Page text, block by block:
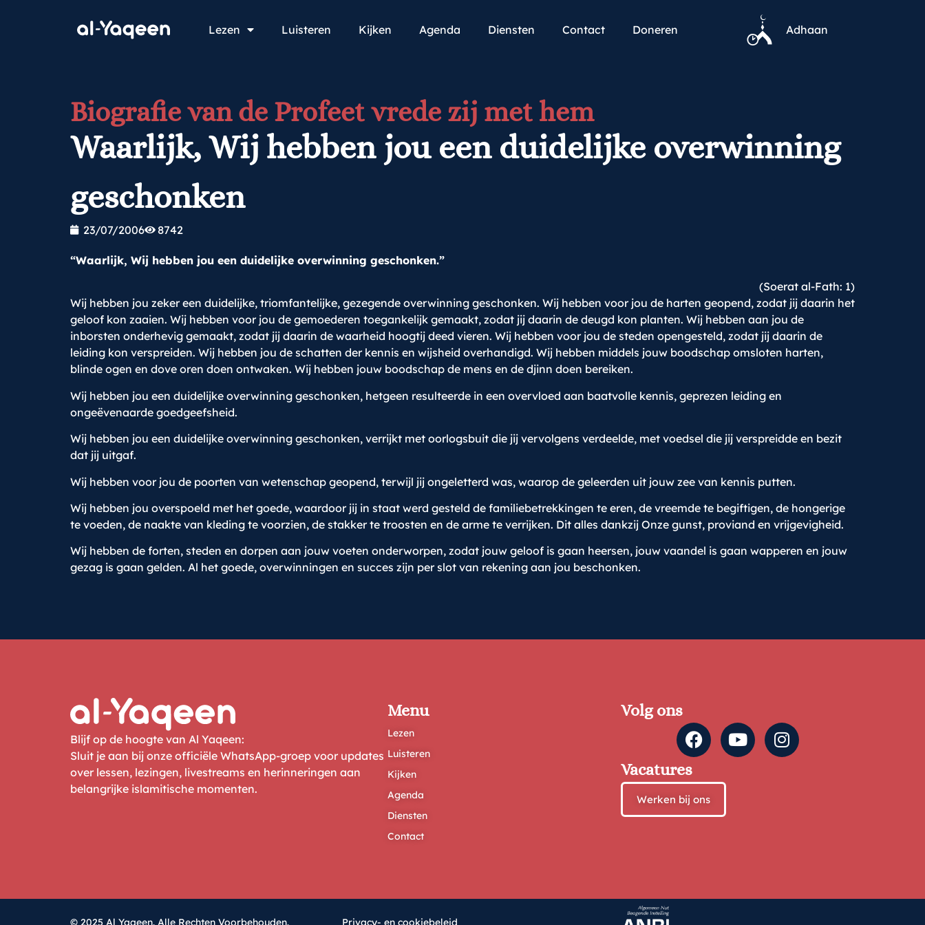
Lezen Luisteren Kijken Agenda Diensten Contact Doneren Adhaan
Biografie van de Profeet vrede zij met hem
Waarlijk, Wij hebben jou een duidelijke overwinning
geschonken
23/07/2006 8742
“Waarlijk, Wij hebben jou een duidelijke overwinning geschonken.”
(Soerat al-Fath: 1)
Wij hebben jou zeker een duidelijke, triomfantelijke, gezegende overwinning geschonken. Wij hebben voor jou de harten geopend, zodat jij daarin het
geloof kon zaaien. Wij hebben voor jou de gemoederen toegankelijk gemaakt, zodat jij daarin de deugd kon planten. Wij hebben aan jou de
inborsten onderhevig gemaakt, zodat jij daarin de waarheid hoogtij deed vieren. Wij hebben voor jou de steden opengesteld, zodat jij daarin de
leiding kon verspreiden. Wij hebben jou de schatten der kennis en wijsheid overhandigd. Wij hebben middels jouw boodschap omsloten harten,
blinde ogen en dove oren doen ontwaken. Wij hebben jouw boodschap de mens en de djinn doen bereiken.
Wij hebben jou een duidelijke overwinning geschonken, hetgeen resulteerde in een overvloed aan baatvolle kennis, geprezen leiding en
ongeëvenaarde goedgeefsheid.
Wij hebben jou een duidelijke overwinning geschonken, verrijkt met oorlogsbuit die jij vervolgens verdeelde, met voedsel die jij verspreidde en bezit
dat jij uitgaf.
Wij hebben voor jou de poorten van wetenschap geopend, terwijl jij ongeletterd was, waarop de geleerden uit jouw zee van kennis putten.
Wij hebben jou overspoeld met het goede, waardoor jij in staat werd gesteld de familiebetrekkingen te eren, de vreemde te begiftigen, de hongerige
te voeden, de naakte van kleding te voorzien, de stakker te troosten en de arme te verrijken. Dit alles dankzij Onze gunst, proviand en vrijgevigheid.
Wij hebben de forten, steden en dorpen aan jouw voeten onderworpen, zodat jouw geloof is gaan heersen, jouw vaandel is gaan wapperen en jouw
gezag is gaan gelden. Al het goede, overwinningen en succes zijn per slot van rekening aan jou beschonken.
Blijf op de hoogte van Al Yaqeen:
Sluit je aan bij onze officiële WhatsApp-groep voor updates
over lessen, lezingen, livestreams en herinneringen aan
belangrijke islamitische momenten.
Menu
Lezen
Luisteren
Kijken
Agenda
Diensten
Contact
Volg ons
Vacatures
Werken bij ons
© 2025 Al Yaqeen. Alle Rechten Voorbehouden. Privacy- en cookiebeleid